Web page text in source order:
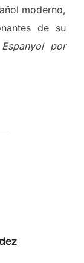
moderno,
de su
por